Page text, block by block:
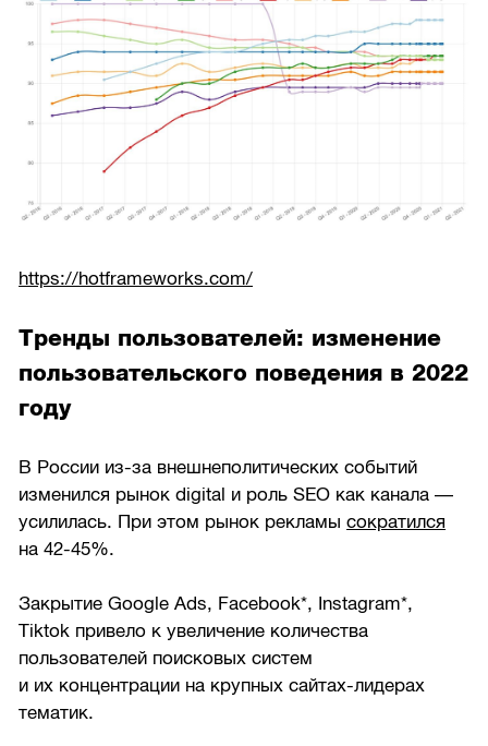
https://hotframeworks.com/
Тренды пользователей: изменение
пользовательского поведения в 2022
году
В России из-за внешнеполитических событий
изменился рынок digital и роль SEO как канала —
усилилась. При этом рынок рекламысократился
на42-45%.
Закрытие Google Ads, Facebook*, Instagram*,
Tiktok привело к увеличение количества
пользователей поисковых систем
и их концентрации на крупных сайтах-лидерах
тематик.